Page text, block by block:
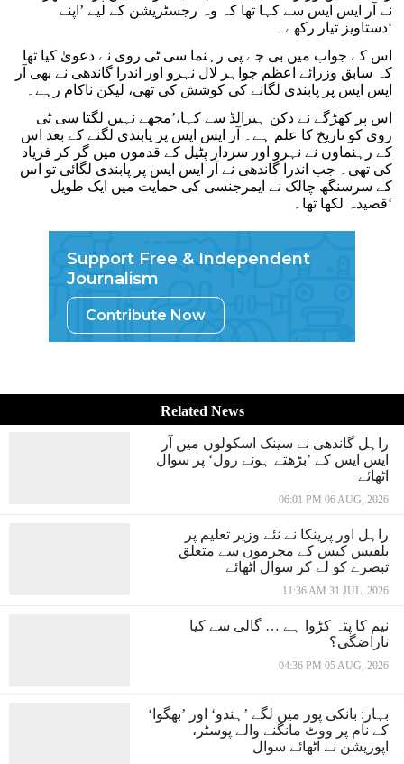
نے آر ایس ایس سے کہا تھا کہ وہ رجسٹریشن کے لیے ’اپنے
دستاویز تیار رکھے۔‘
اس کے جواب میں بی جے پی رہنما سی ٹی روی نے دعویٰ کیا تھا
کہ سابق وزرائے اعظم جواہر لال نہرو اور اندرا گاندھی نے بھی آر
ایس ایس پر پابندی لگانے کی کوشش کی تھی، لیکن ناکام رہے۔
اس پر کھڑگے نے دکن ہیرالڈ سے کہا،’مجھے نہیں لگتا سی ٹی
روی کو تاریخ کا علم ہے۔ آر ایس ایس پر پابندی لگنے کے بعد اس
کے رہنماوں نے نہرو اور سردار پٹیل کے قدموں میں گر کر فریاد
کی تھی۔ جب اندرا گاندھی نے آر ایس ایس پر پابندی لگائی تو اس
کے سرسنگھ چالک نے ایمرجنسی کی حمایت میں ایک طویل
قصیدہ لکھا تھا۔‘
Support Free & Independent
Journalism
Contribute Now
Related News
راہل گاندھی نے سینک اسکولوں میں آر
ایس ایس کے ’بڑھتے ہوئے رول‘ پر سوال
اٹھائے
06:01 PM 06 AUG, 2026
راہل اور پرینکا نے نئے وزیر تعلیم پر
بلقیس کیس کے مجرموں سے متعلق
تبصرے کو لے کر سوال اٹھائے
11:36 AM 31 JUL, 2026
نیم کا پتہ کڑوا ہے … گالی سے کیا
ناراضگی؟
04:36 PM 05 AUG, 2026
بہار: بانکی پور میں لگے ’ہندو‘ اور ’بھگوا‘
کے نام پر ووٹ مانگنے والے پوسٹر،
اپوزیشن نے اٹھائے سوال